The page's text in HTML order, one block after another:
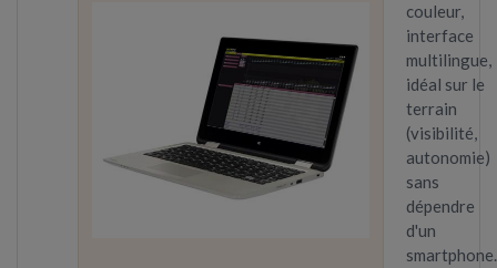
couleur,
interface
multilingue,
idéal sur le
terrain
(visibilité,
autonomie)
sans
dépendre
d'un
smartphone.